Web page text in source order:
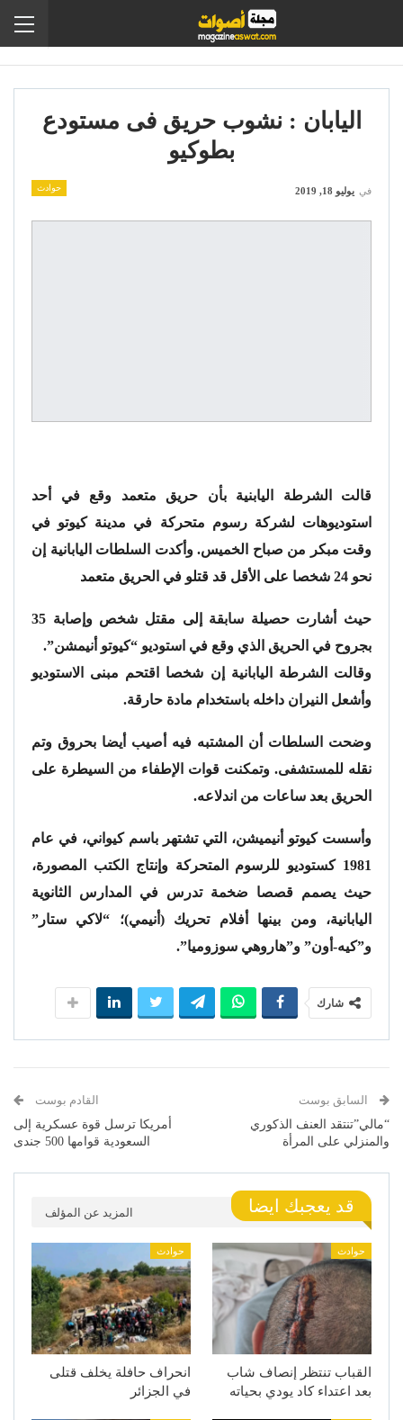
اليابان : نشوب حريق فى مستودع
بطوكيو
حوادث في يوليو 18, 2019
قالت الشرطة اليابنية بأن حريق متعمد وقع في أحد
استوديوهات لشركة رسوم متحركة في مدينة كيوتو في
وقت مبكر من صباح الخميس. وأكدت السلطات اليابانية إن
نحو 24 شخصا على الأقل قد قتلو في الحريق متعمد
حيث أشارت حصيلة سابقة إلى مقتل شخص وإصابة 35
بجروح في الحريق الذي وقع في استوديو “كيوتو أنيمشن”.
وقالت الشرطة اليابانية إن شخصا اقتحم مبنى الاستوديو
وأشعل النيران داخله باستخدام مادة حارقة.
وضحت السلطات أن المشتبه فيه أصيب أيضا بحروق وتم
نقله للمستشفى. وتمكنت قوات الإطفاء من السيطرة على
الحريق بعد ساعات من اندلاعه.
وأسست كيوتو أنيميشن، التي تشتهر باسم كيواني، في عام
1981 كستوديو للرسوم المتحركة وإنتاج الكتب المصورة،
حيث يصمم قصصا ضخمة تدرس في المدارس الثانوية
اليابانية، ومن بينها أفلام تحريك (أنيمي)؛ “لاكي ستار”
و”كيه-أون” و”هاروهي سوزوميا”.
شارك
السابق بوست
“مالي”تنتقد العنف الذكوري
والمنزلي على المرأة
القادم بوست
أمريكا ترسل قوة عسكرية إلى
السعودية قوامها 500 جندى
قد يعجبك ايضا المزيد عن المؤلف
حوادث
القباب تنتظر إنصاف شاب
بعد اعتداء كاد يودي بحياته
حوادث
انحراف حافلة يخلف قتلى
في الجزائر